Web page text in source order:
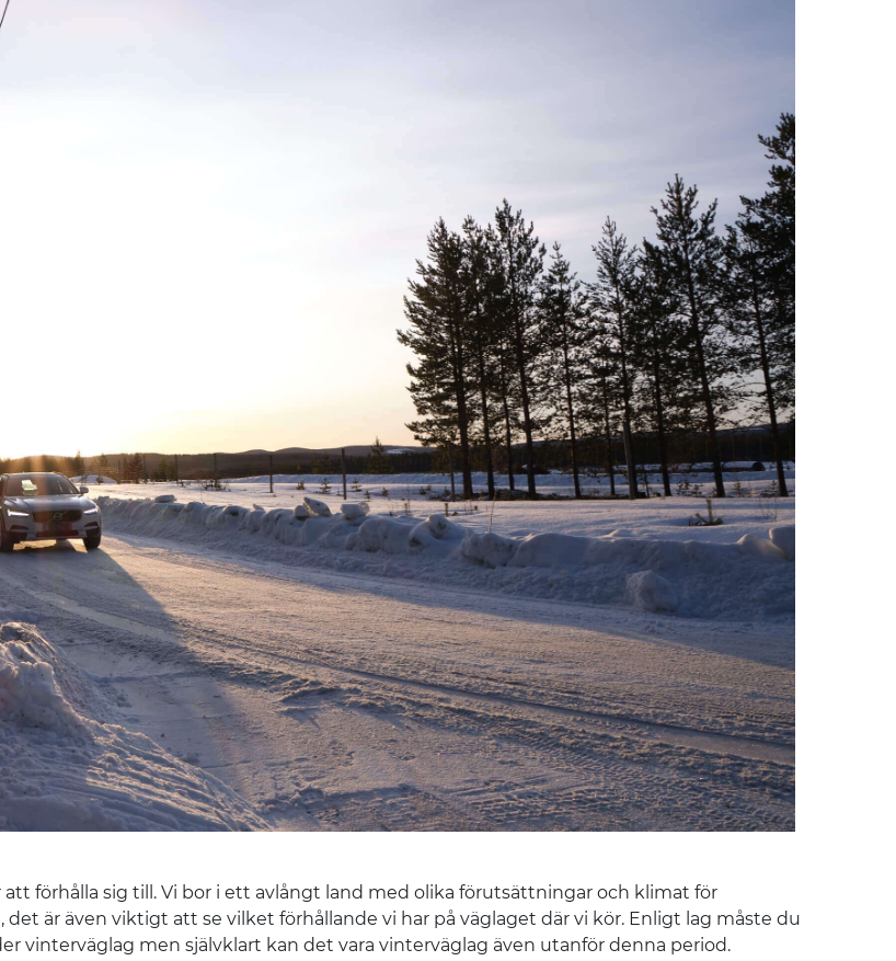
förhålla sig till. Vi bor i ett avlångt land med olika förutsättningar och klimat för
är även viktigt att se vilket förhållande vi har på väglaget där vi kör. Enligt lag måste du
vinterväglag men självklart kan det vara vinterväglag även utanför denna period.